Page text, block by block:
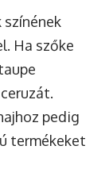
színének
Ha szőke
pedig
termékeket